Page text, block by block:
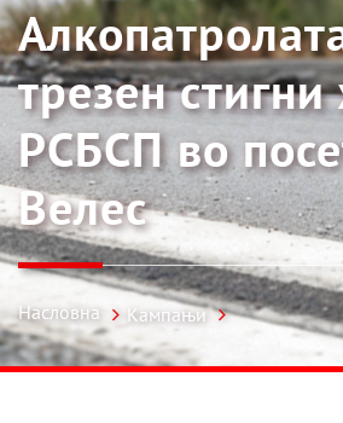
трезен
РСБСП во
Велес
Насловна Кампањи